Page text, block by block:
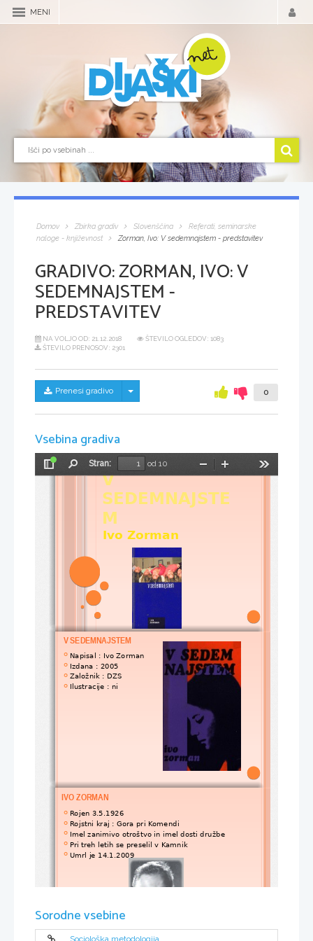
MENI
Domov Zbirka gradiv Slovenščina
Referati, seminarske
naloge - književnost
Zorman, Ivo: V sedemnajstem - predstavitev
GRADIVO:ZORMAN, IVO: V
SEDEMNAJSTEM -
PREDSTAVITEV
NA VOLJO OD: 21.12.2018
ŠTEVILO OGLEDOV: 1083
ŠTEVILO PRENOSOV: 2301
Prenesi gradivo Skrij/prikaži meni 0
Vsebina gradiva
Preklopi
Stran:
od 10
Pomanjšaj
V
SEDEMNAJSTE
M
Ivo Zorman
V SEDEMNAJSTEM
 Napisal : Ivo Zorman
 Izdana : 2005
 Založnik : DZS
 Ilustracije : ni
IVO ZORMAN
 Rojen 3.5.1926
 Rojstni kraj : Gora pri Komendi
 Imel zanimivo otroštvo in imel dosti družbe
 Pri treh letih se preselil v Kamnik
 Umrl je 14.1.2009
Sorodne vsebine
Sociološka metodologija